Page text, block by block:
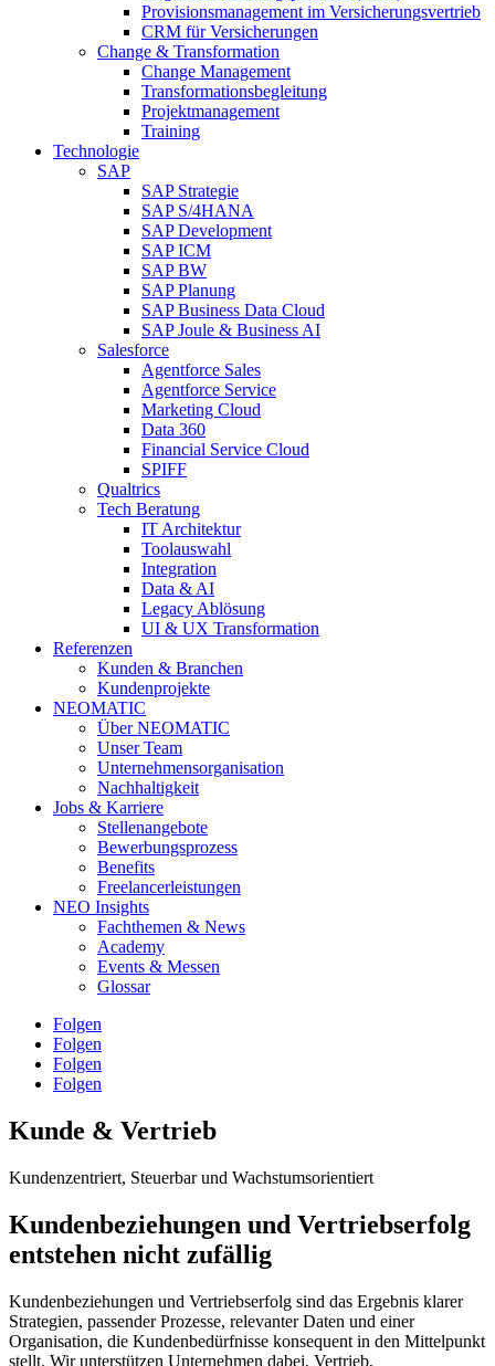
Provisionsmanagement im Versicherungsvertrieb
CRM für Versicherungen
Change & Transformation
Change Management
Transformationsbegleitung
Projektmanagement
Training
Technologie
SAP
SAP Strategie
SAP S/4HANA
SAP Development
SAP ICM
SAP BW
SAP Planung
SAP Business Data Cloud
SAP Joule & Business AI
Salesforce
Agentforce Sales
Agentforce Service
Marketing Cloud
Data 360
Financial Service Cloud
SPIFF
Qualtrics
Tech Beratung
IT Architektur
Toolauswahl
Integration
Data & AI
Legacy Ablösung
UI & UX Transformation
Referenzen
Kunden & Branchen
Kundenprojekte
NEOMATIC
Über NEOMATIC
Unser Team
Unternehmensorganisation
Nachhaltigkeit
Jobs & Karriere
Stellenangebote
Bewerbungsprozess
Benefits
Freelancerleistungen
NEO Insights
Fachthemen & News
Academy
Events & Messen
Glossar
Folgen
Folgen
Folgen
Folgen
Kunde & Vertrieb
Kundenzentriert, Steuerbar und Wachstumsorientiert
Kundenbeziehungen und Vertriebserfolg
entstehen nicht zufällig
Kundenbeziehungen und Vertriebserfolg sind das Ergebnis klarer
Strategien, passender Prozesse, relevanter Daten und einer
Organisation, die Kundenbedürfnisse konsequent in den Mittelpunkt
stellt. Wir unterstützen Unternehmen dabei, Vertrieb,